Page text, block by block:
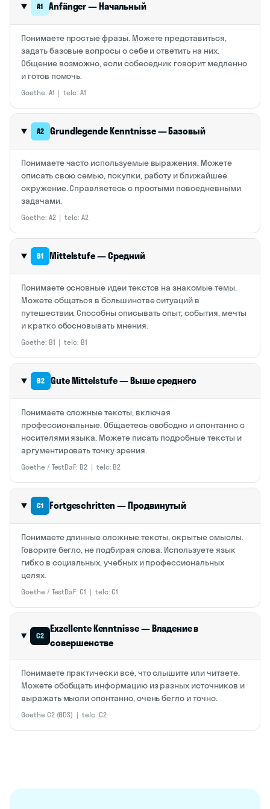
A1 Anfänger — Начальный
Понимаете простые фразы. Можете представиться,
задать базовые вопросы о себе и ответить на них.
Общение возможно, если собеседник говорит медленно
и готов помочь.
Goethe: A1 | telc: A1
A2 Grundlegende Kenntnisse — Базовый
Понимаете часто используемые выражения. Можете
описать свою семью, покупки, работу и ближайшее
окружение. Справляетесь с простыми повседневными
задачами.
Goethe: A2 | telc: A2
B1 Mittelstufe — Средний
Понимаете основные идеи текстов на знакомые темы.
Можете общаться в большинстве ситуаций в
путешествии. Способны описывать опыт, события, мечты
и кратко обосновывать мнения.
Goethe: B1 | telc: B1
B2 Gute Mittelstufe — Выше среднего
Понимаете сложные тексты, включая
профессиональные. Общаетесь свободно и спонтанно с
носителями языка. Можете писать подробные тексты и
аргументировать точку зрения.
Goethe / TestDaF: B2 | telc: B2
C1 Fortgeschritten — Продвинутый
Понимаете длинные сложные тексты, скрытые смыслы.
Говорите бегло, не подбирая слова. Используете язык
гибко в социальных, учебных и профессиональных
целях.
Goethe / TestDaF: C1 | telc: C1
C2
Exzellente Kenntnisse — Владение в
совершенстве
Понимаете практически всё, что слышите или читаете.
Можете обобщать информацию из разных источников и
выражать мысли спонтанно, очень бегло и точно.
Goethe C2 (GDS) | telc: C2